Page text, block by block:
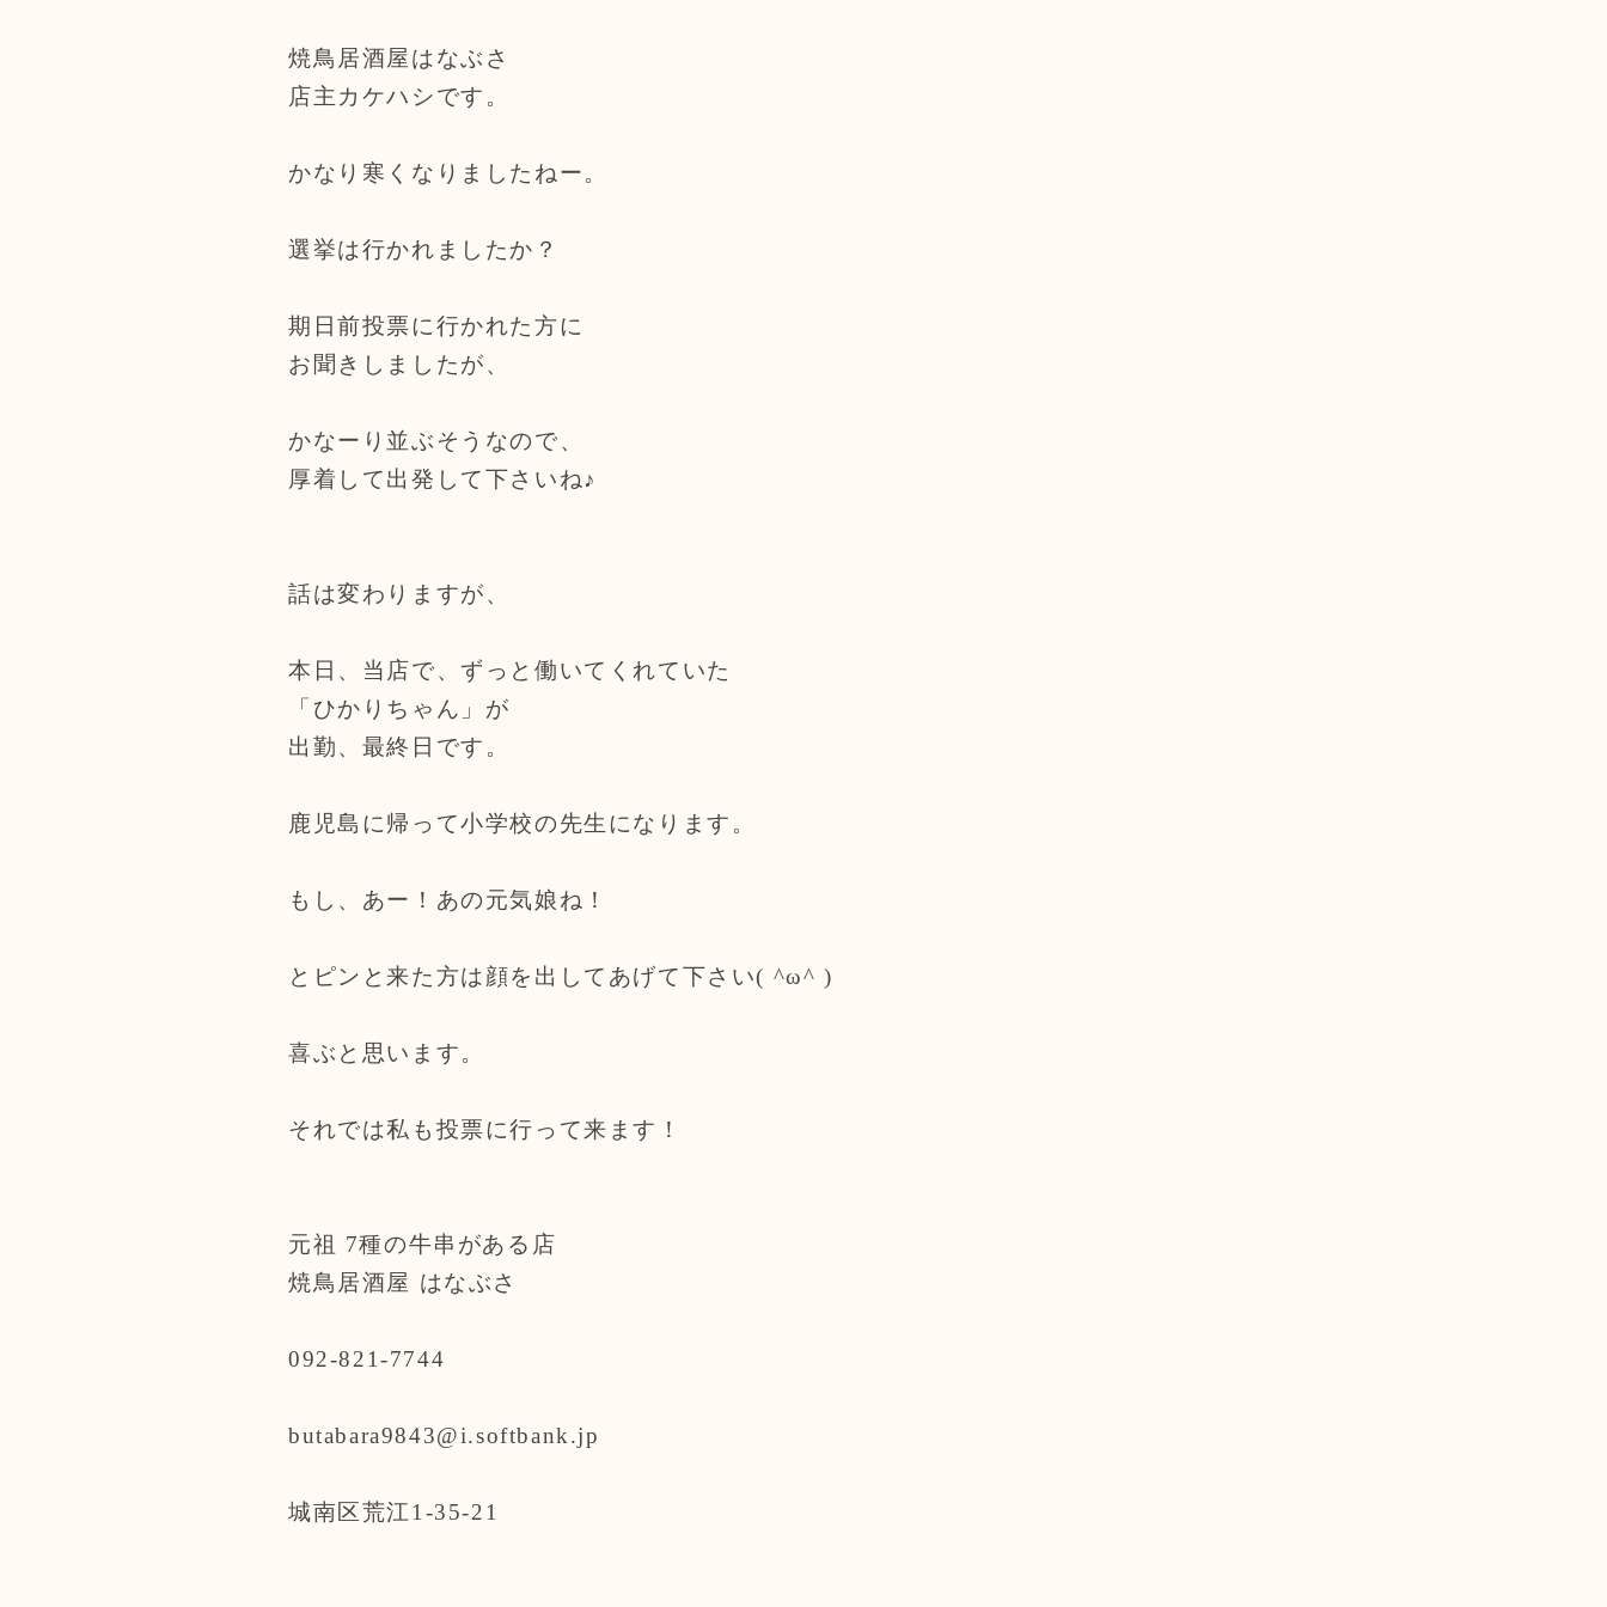
焼鳥居酒屋はなぶさ
店主カケハシです。
かなり寒くなりましたねー。
選挙は行かれましたか？
期日前投票に行かれた方に
お聞きしましたが、
かなーり並ぶそうなので、
厚着して出発して下さいね♪
話は変わりますが、
本日、当店で、ずっと働いてくれていた
「ひかりちゃん」が
出勤、最終日です。
鹿児島に帰って小学校の先生になります。
もし、あー！あの元気娘ね！
とピンと来た方は顔を出してあげて下さい( ^ω^ )
喜ぶと思います。
それでは私も投票に行って来ます！
元祖 7種の牛串がある店
焼鳥居酒屋 はなぶさ
092-821-7744
butabara9843@i.softbank.jp
城南区荒江1-35-21